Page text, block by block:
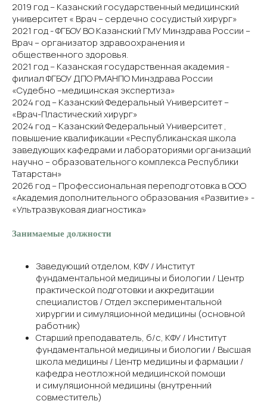
2019 год – Казанский государственный медицинский
университет « Врач – сердечно сосудистый хирург»
2021 год - ФГБОУ ВО Казанский ГМУ Минздрава России –
Врач – организатор здравоохранения и
общественного здоровья.
2021 год – Казанская государственная академия -
филиал ФГБОУ ДПО РМАНПО Минздрава России
«Судебно –медицинская экспертиза»
2024 год – Казанский Федеральный Университет –
«Врач-Пластический хирург»
2024 год – Казанский Федеральный Университет ,
повышение квалификации «Республиканская школа
заведующих кафедрами и лабораториями организаций
научно – образовательного комплекса Республики
Татарстан»
2026 год – Профессиональная переподготовка в ООО
«Академия дополнительного образования «Развитие» -
«Ультразвуковая диагностика»
Занимаемые должности
Заведующий отделом, КФУ / Институт
фундаментальной медицины и биологии / Центр
практической подготовки и аккредитации
специалистов / Отдел экспериментальной
хирургии и симуляционной медицины (основной
работник)
Старший преподаватель, б/с, КФУ / Институт
фундаментальной медицины и биологии / Высшая
школа медицины / Центр медицины и фармации /
кафедра неотложной медицинской помощи
и симуляционной медицины (внутренний
совместитель)